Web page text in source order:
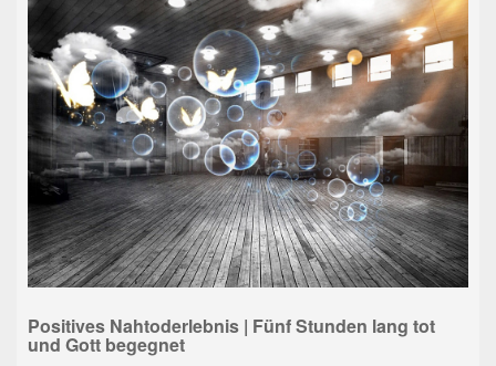
Positives Nahtoderlebnis | Fünf Stunden lang tot
und Gott begegnet